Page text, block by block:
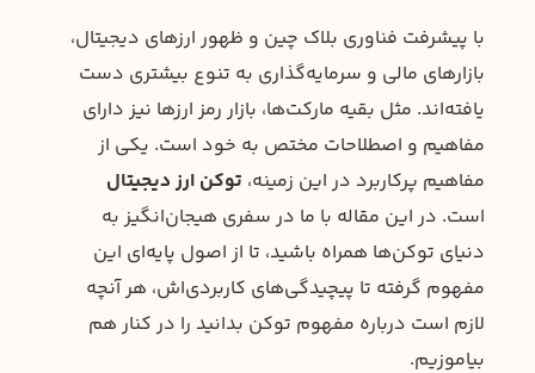
با پیشرفت فناوری بلاک چین و ظهور ارزهای دیجیتال،
بازارهای مالی و سرمایه‌گذاری به تنوع بیشتری دست
یافته‌اند. مثل بقیه مارکت‌ها، بازار رمز ارزها نیز دارای
مفاهیم و اصطلاحات مختص به خود است. یکی از
مفاهیم پرکاربرد در این زمینه، توکن ارز دیجیتال
است. در این مقاله با ما در سفری هیجان‌انگیز به
دنیای توکن‌ها همراه باشید، تا از اصول پایه‌ای این
مفهوم گرفته تا پیچیدگی‌های کاربردی‌‌اش، هر آنچه
لازم است درباره مفهوم توکن بدانید را در کنار هم
بیاموزیم.